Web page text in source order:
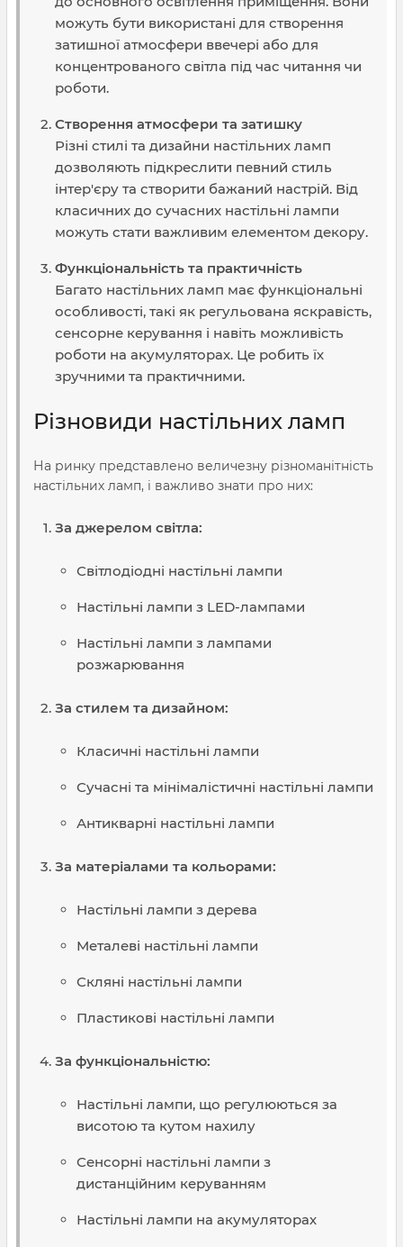
можуть бути використані для створення
затишної атмосфери ввечері або для
концентрованого світла під час читання чи
роботи.
Створення атмосфери та затишку
Різні стилі та дизайни настільних ламп
дозволяють підкреслити певний стиль
інтер'єру та створити бажаний настрій. Від
класичних до сучасних настільні лампи
можуть стати важливим елементом декору.
Функціональність та практичність
Багато настільних ламп має функціональні
особливості, такі як регульована яскравість,
сенсорне керування і навіть можливість
роботи на акумуляторах. Це робить їх
зручними та практичними.
Різновиди настільних ламп
На ринку представлено величезну різноманітність
настільних ламп, і важливо знати про них:
За джерелом світла:
Світлодіодні настільні лампи
Настільні лампи з LED-лампами
Настільні лампи з лампами
розжарювання
За стилем та дизайном:
Класичні настільні лампи
Сучасні та мінімалістичні настільні лампи
Антикварні настільні лампи
За матеріалами та кольорами:
Настільні лампи з дерева
Металеві настільні лампи
Скляні настільні лампи
Пластикові настільні лампи
За функціональністю:
Настільні лампи, що регулюються за
висотою та кутом нахилу
Сенсорні настільні лампи з
дистанційним керуванням
Настільні лампи на акумуляторах